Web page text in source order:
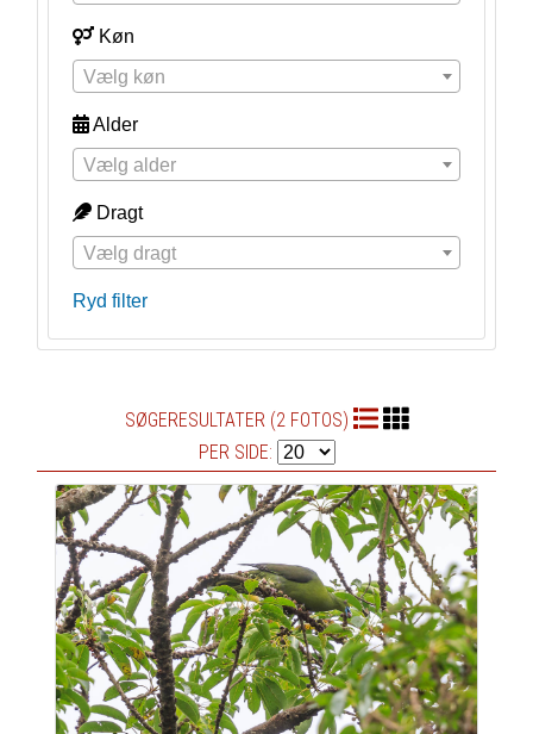
Køn
Vælg køn
Alder
Vælg alder
Dragt
Vælg dragt
Ryd filter
SØGERESULTATER (2 FOTOS)
PER SIDE: